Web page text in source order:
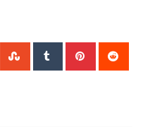
WhatsappStumbleUpon
Tumblr Pinterest